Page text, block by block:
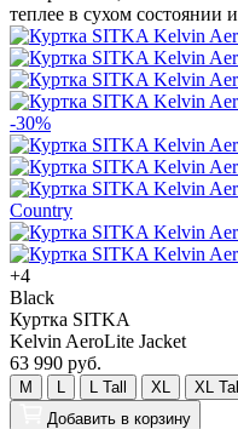
-30%
+4
Black
Куртка SITKA
Kelvin AeroLite Jacket
63 990 руб.
M L Tall XL XL Tall
Добавить в корзину